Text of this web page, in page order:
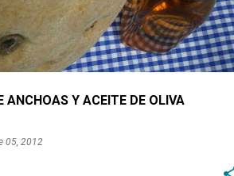
ANCHOAS Y ACEITE DE OLIVA
05, 2012